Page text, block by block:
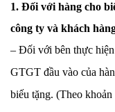
1. Đối với hàng cho
công ty và khách
– Đối với bên thực
GTGT đầu vào của
biếu tặng. (Theo